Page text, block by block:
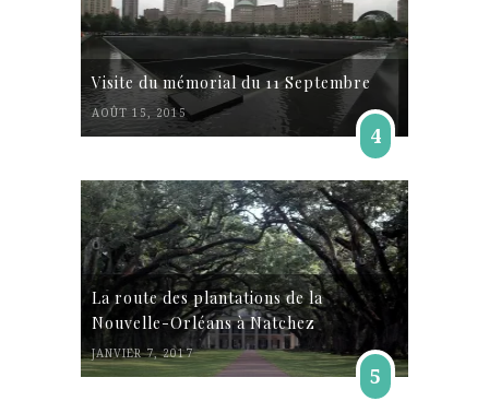
Visite du mémorial du 11 Septembre
AOÛT 15, 2015
4
La route des plantations de la
Nouvelle-Orléans à Natchez
JANVIER 7, 2017
5